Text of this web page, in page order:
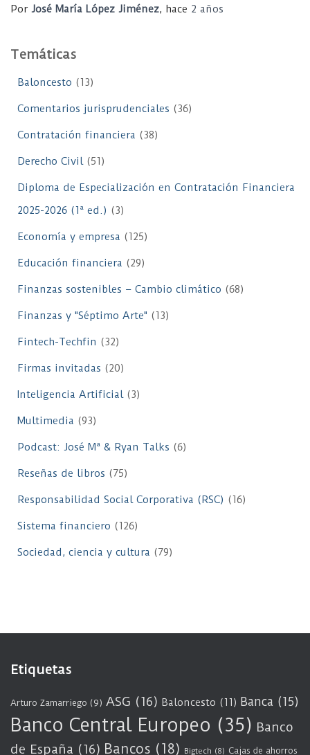
Por José María López Jiménez, hace 2 años
Temáticas
Baloncesto (13)
Comentarios jurisprudenciales (36)
Contratación financiera (38)
Derecho Civil(51)
Diploma de Especialización en Contratación Financiera
2025-2026 (1ª ed.) (3)
Economía y empresa (125)
Educación financiera (29)
Finanzas sostenibles – Cambio climático (68)
Finanzas y "Séptimo Arte" (13)
Fintech-Techfin (32)
Firmas invitadas (20)
Inteligencia Artificial(3)
Multimedia (93)
Podcast: José Mª & Ryan Talks (6)
Reseñas de libros (75)
Responsabilidad Social Corporativa (RSC) (16)
Sistema financiero (126)
Sociedad, ciencia y cultura (79)
Etiquetas
Arturo Zamarriego (9) ASG (16) Baloncesto (11) Banca (15)
Banco Central Europeo (35) Banco
de España (16) Bancos (18) Bigtech (8) Cajas de ahorros